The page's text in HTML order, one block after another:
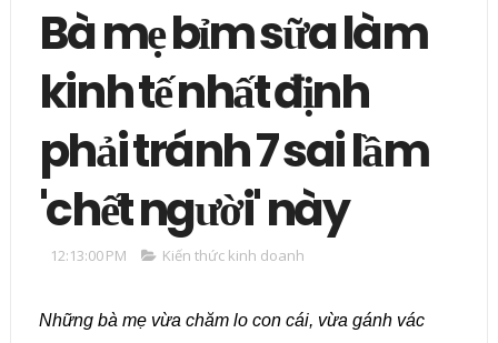
Bà mẹ bỉm sữa làm
kinh tế nhất định
phải tránh 7 sai lầm
'chết người' này
12:13:00 PM Kiến thức kinh doanh
Những bà mẹ vừa chăm lo con cái, vừa gánh vác